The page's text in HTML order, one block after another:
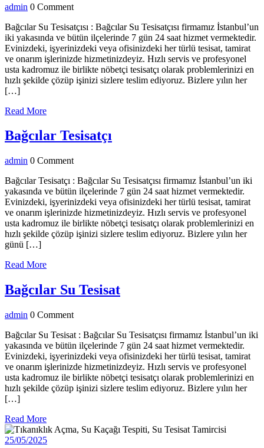
admin admin
0 Comment
Bağcılar Su Tesisatçısı : Bağcılar Su Tesisatçısı firmamız İstanbul’un
iki yakasında ve bütün ilçelerinde 7 gün 24 saat hizmet vermektedir.
Evinizdeki, işyerinizdeki veya ofisinizdeki her türlü tesisat, tamirat
ve onarım işlerinizde hizmetinizdeyiz. Hızlı servis ve profesyonel
usta kadromuz ile birlikte nöbetçi tesisatçı olarak problemlerinizi en
hızlı şekilde çözüp işinizi sizlere teslim ediyoruz. Bizlere yılın her
[…]
Read MoreRead
Bağcılar Tesisatçı
admin admin
0 Comment
Bağcılar Tesisatçı : Bağcılar Su Tesisatçısı firmamız İstanbul’un iki
yakasında ve bütün ilçelerinde 7 gün 24 saat hizmet vermektedir.
Evinizdeki, işyerinizdeki veya ofisinizdeki her türlü tesisat, tamirat
ve onarım işlerinizde hizmetinizdeyiz. Hızlı servis ve profesyonel
usta kadromuz ile birlikte nöbetçi tesisatçı olarak problemlerinizi en
hızlı şekilde çözüp işinizi sizlere teslim ediyoruz. Bizlere yılın her
günü […]
Read MoreRead
Bağcılar Su TesisatBağcılar
admin admin
0 Comment
Bağcılar Su Tesisat : Bağcılar Su Tesisatçısı firmamız İstanbul’un iki
yakasında ve bütün ilçelerinde 7 gün 24 saat hizmet vermektedir.
Evinizdeki, işyerinizdeki veya ofisinizdeki her türlü tesisat, tamirat
ve onarım işlerinizde hizmetinizdeyiz. Hızlı servis ve profesyonel
usta kadromuz ile birlikte nöbetçi tesisatçı olarak problemlerinizi en
hızlı şekilde çözüp işinizi sizlere teslim ediyoruz. Bizlere yılın her
[…]
Read MoreRead
More
25/05/202525/05/2025